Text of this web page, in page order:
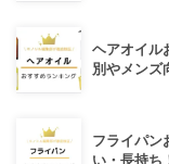
ヘアオイル
別やメンズ
フライパン
い・長持ち